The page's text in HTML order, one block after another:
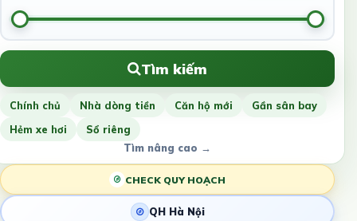
Tìm kiếm
Chính chủ Nhà dòng tiền Căn hộ mới
Gần sân bay
Hẻm xe hơi
Sổ riêng
Tìm nâng cao →
CHECK QUY HOẠCH
QH Hà Nội